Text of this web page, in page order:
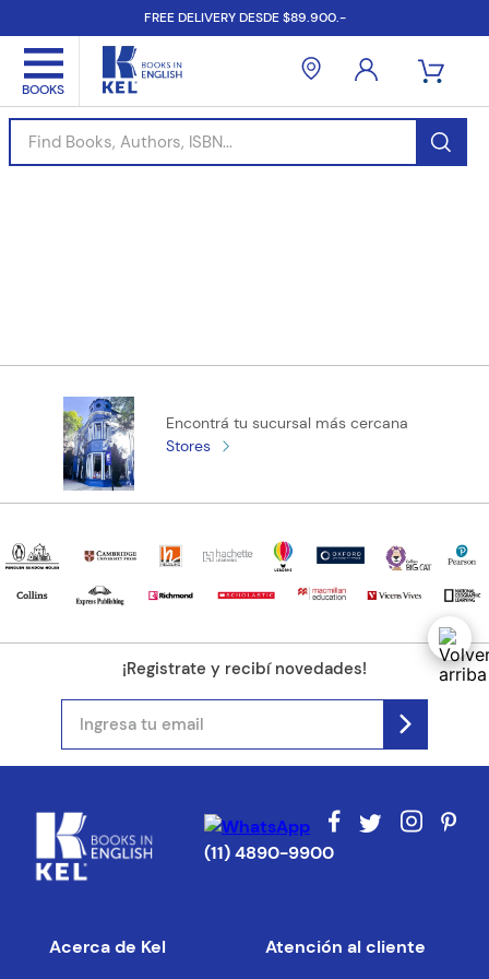
FREE DELIVERY DESDE $89.900.-
Find Books, Authors, ISBN...
Encontrá tu sucursal más cercana
Stores
¡Registrate y recibí novedades!
(11) 4890-9900
Acerca de Kel Atención al cliente